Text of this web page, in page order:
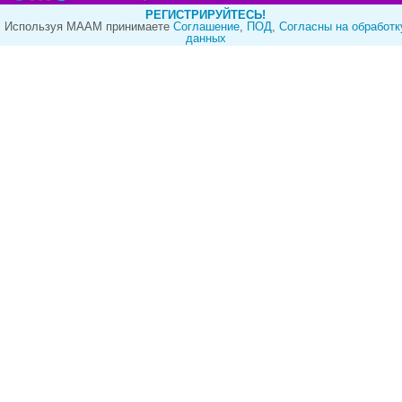
РЕГИСТРИРУЙТЕСЬ!
Используя МААМ принимаете Cоглашение, ПОД, Согласны на
данных